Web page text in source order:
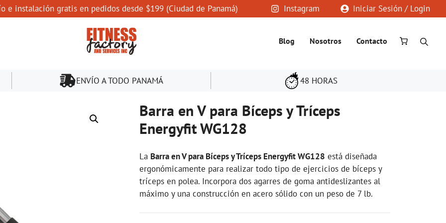
e instalación gratis en pedidos desde $199 (Ciudad de Panamá) Instagram Iniciar Sesión / Login
Blog Nosotros Contacto
ENVÍO A TODO PANAMÁ 48 HORAS
Barra en V para Bíceps y Tríceps
Energyfit WG128
La Barra en V para Bíceps y Tríceps Energyfit WG128 está diseñada
ergonómicamente para realizar todo tipo de ejercicios de bíceps y
tríceps en polea. Incorpora dos agarres de goma antideslizantes al
máximo y una construcción en acero sólido con un peso de 7 lb.